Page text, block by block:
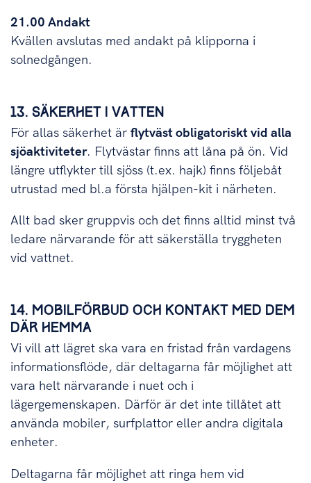
21.00 Andakt
Kvällen avslutas med andakt på klipporna i
solnedgången.
13. SÄKERHET I VATTEN
För allas säkerhet är flytväst obligatoriskt vid alla
sjöaktiviteter. Flytvästar finns att låna på ön. Vid
längre utflykter till sjöss (t.ex. hajk) finns följebåt
utrustad med bl.a första hjälpen-kit i närheten.
Allt bad sker gruppvis och det finns alltid minst två
ledare närvarande för att säkerställa tryggheten
vid vattnet.
14. MOBILFÖRBUD OCH KONTAKT MED DEM
DÄR HEMMA
Vi vill att lägret ska vara en fristad från vardagens
informationsflöde, där deltagarna får möjlighet att
vara helt närvarande i nuet och i
lägergemenskapen. Därför är det inte tillåtet att
använda mobiler, surfplattor eller andra digitala
enheter.
Deltagarna får möjlighet att ringa hem vid